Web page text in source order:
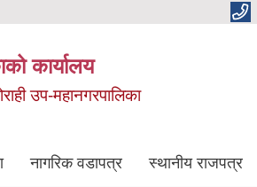
कार्यालय
उप-महानगरपालिका
नागरिक वडापत्र स्थानीय राजपत्र